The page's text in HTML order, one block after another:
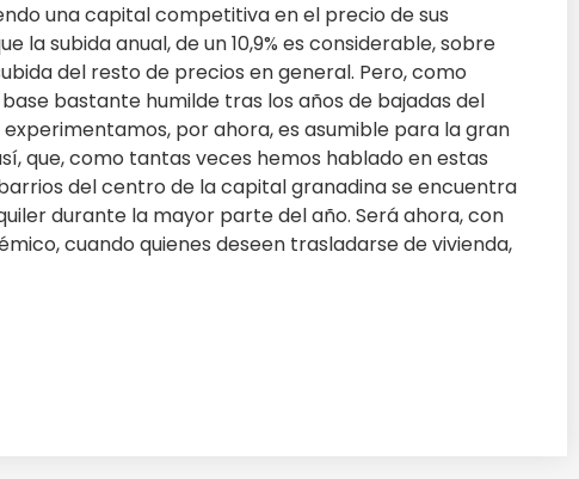
una capital competitiva en el precio de sus
la subida anual, de un 10,9% es considerable, sobre
del resto de precios en general. Pero, como
bastante humilde tras los años de bajadas del
por ahora, es asumible para la gran
que, como tantas veces hemos hablado en estas
del centro de la capital granadina se encuentra
durante la mayor parte del año. Será ahora, con
cuando quienes deseen trasladarse de vivienda,